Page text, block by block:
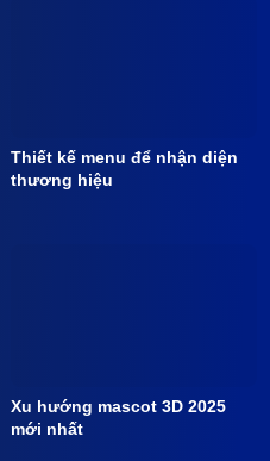
Thiết kế menu để nhận diện
thương hiệu
Xu hướng mascot 3D 2025
mới nhất